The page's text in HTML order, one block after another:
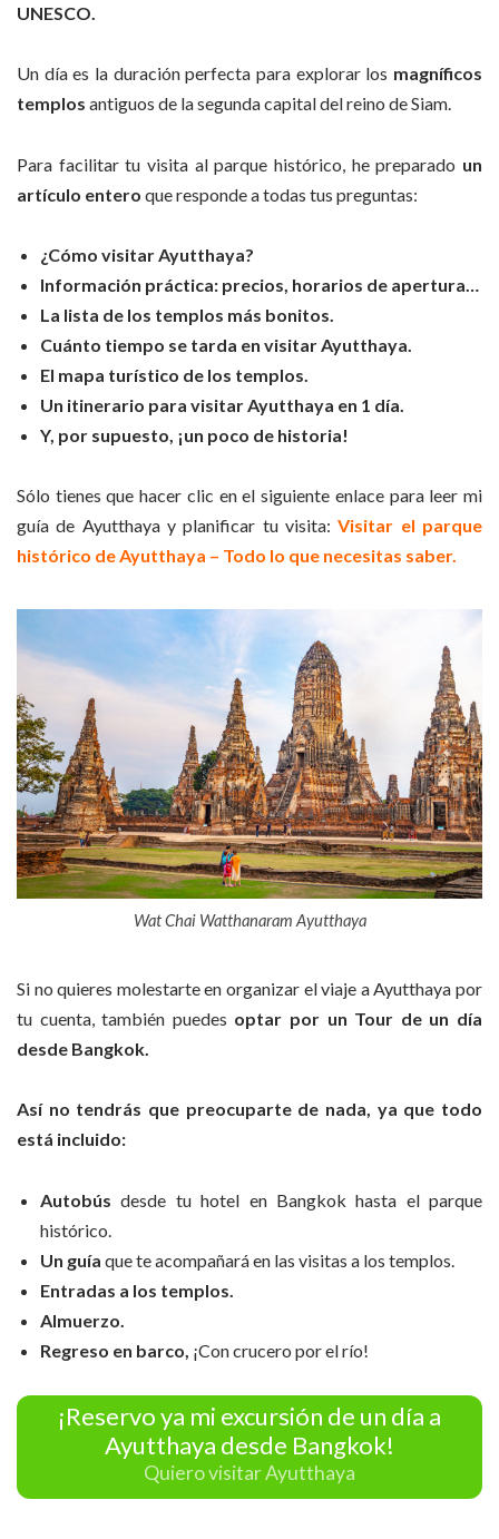
UNESCO.
Un día es la duración perfecta para explorar los magníficos
templos antiguos de la segunda capital del reino de Siam.
Para facilitar tu visita al parque histórico, he preparado un
artículo entero que responde a todas tus preguntas:
¿Cómo visitar Ayutthaya?
Información práctica: precios, horarios de apertura…
La lista de los templos más bonitos.
Cuánto tiempo se tarda en visitar Ayutthaya.
El mapa turístico de los templos.
Un itinerario para visitar Ayutthaya en 1 día.
Y, por supuesto, ¡un poco de historia!
Sólo tienes que hacer clic en el siguiente enlace para leer mi
guía de Ayutthaya y planificar tu visita:Visitar el parque
histórico de Ayutthaya – Todo lo que necesitas saber.
Wat Chai Watthanaram Ayutthaya
Si no quieres molestarte en organizar el viaje a Ayutthaya por
tu cuenta, también puedes optar por un Tour de un día
desde Bangkok.
Así no tendrás que preocuparte de nada, ya que todo
está incluido:
Autobús desde tu hotel en Bangkok hasta el parque
histórico.
Un guía que te acompañará en las visitas a los templos.
Entradas a los templos.
Almuerzo.
Regreso en barco, ¡Con crucero por el río!
¡Reservo ya mi excursión de un día a
Ayutthaya desde Bangkok!
Quiero visitar Ayutthaya